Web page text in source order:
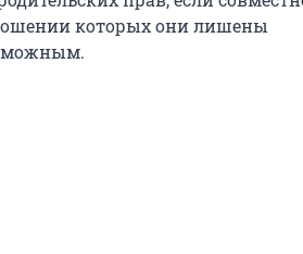
которых они лишены